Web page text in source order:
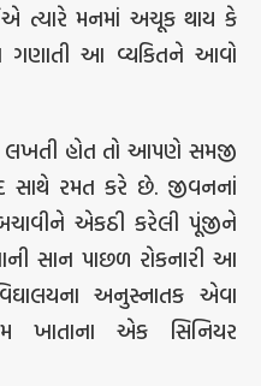
ત્યારે મનમાં અચૂક થાય કે
ગણાતી આ વ્યકિતને આવો
લખતી હોત તો આપણે સમજી
સાથે રમત કરે છે. જીવનનાં
એકઠી કરેલી પૂંજીને
સાન પાછળ રોકનારી આ
અનુસ્નાતક એવા
ખાતાના એક સિનિયર